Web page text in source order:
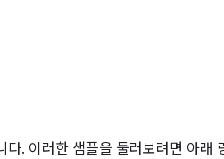
. 이러한 샘플을 둘러보려면 아래